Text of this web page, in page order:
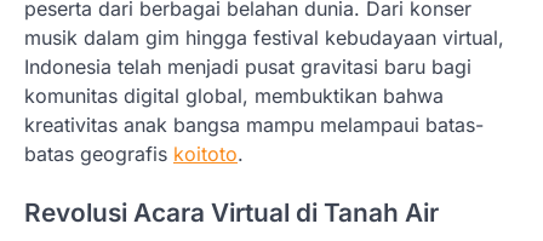
peserta dari berbagai belahan dunia. Dari konser
musik dalam gim hingga festival kebudayaan virtual,
Indonesia telah menjadi pusat gravitasi baru bagi
komunitas digital global, membuktikan bahwa
kreativitas anak bangsa mampu melampaui batas-
batas geografis koitoto.
Revolusi Acara Virtual di Tanah Air